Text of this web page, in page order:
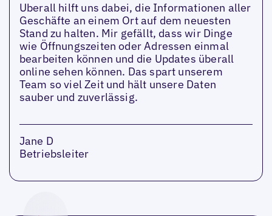
Uberall hilft uns dabei, die Informationen aller
Geschäfte an einem Ort auf dem neuesten
Stand zu halten. Mir gefällt, dass wir Dinge
wie Öffnungszeiten oder Adressen einmal
bearbeiten können und die Updates überall
online sehen können. Das spart unserem
Team so viel Zeit und hält unsere Daten
sauber und zuverlässig.
Jane D
Betriebsleiter